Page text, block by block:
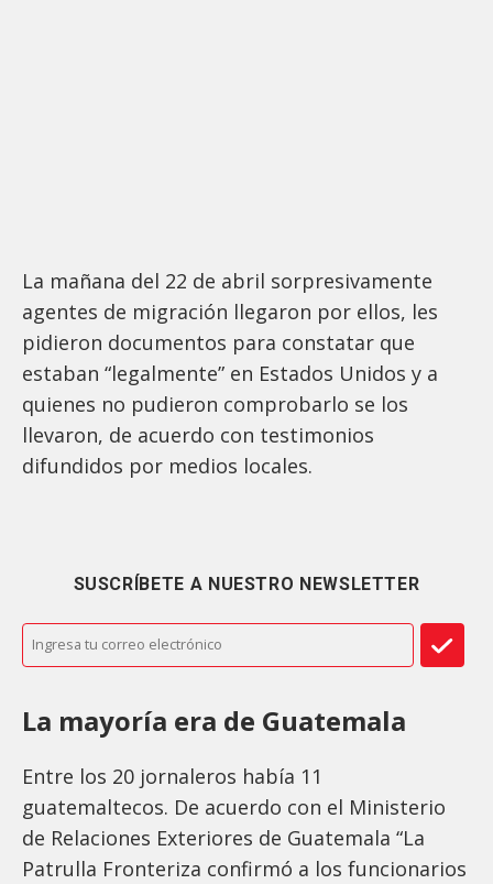
La mañana del 22 de abril sorpresivamente
agentes de migración llegaron por ellos, les
pidieron documentos para constatar que
estaban “legalmente” en Estados Unidos y a
quienes no pudieron comprobarlo se los
llevaron, de acuerdo con testimonios
difundidos por medios locales.
SUSCRÍBETE A NUESTRO NEWSLETTER
La mayoría era de Guatemala
Entre los 20 jornaleros había 11
guatemaltecos. De acuerdo con el Ministerio
de Relaciones Exteriores de Guatemala “La
Patrulla Fronteriza confirmó a los funcionarios